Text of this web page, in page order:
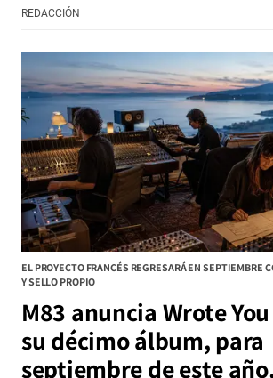
REDACCIÓN
EL PROYECTO FRANCÉS REGRESARÁ EN SEPTIEMBRE
Y SELLO PROPIO
M83 anuncia Wrote
su décimo álbum, para
septiembre de este